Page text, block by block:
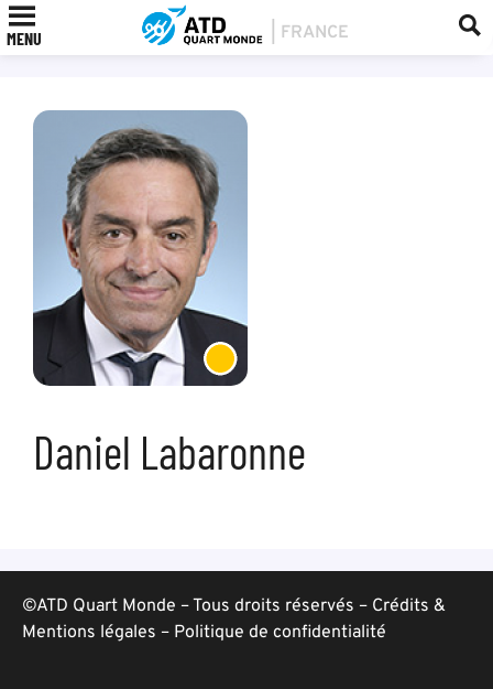
MENU
Daniel Labaronne
©ATD Quart Monde – Tous droits réservés – Crédits &
Mentions légales – Politique de confidentialité